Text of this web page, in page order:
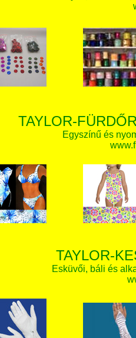
TAYLOR-
Egyszínű és
TAYLOR-
Esküvői, báli és